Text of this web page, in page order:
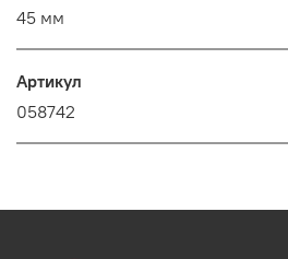
45 мм
Артикул
058742